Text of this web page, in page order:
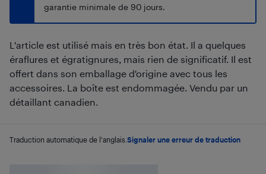
garantie minimale de 90 jours.
L'article est utilisé mais en très bon état. Il a quelques
éraflures et égratignures, mais rien de significatif. Il est
offert dans son emballage d'origine avec tous les
accessoires. La boîte est endommagée. Vendu par un
détaillant canadien.
Traduction automatique de l'anglais. Signaler une erreur de traduction